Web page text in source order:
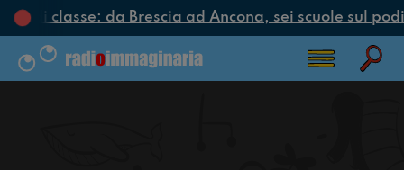
di classe: da Brescia ad Ancona, sei scuole sul